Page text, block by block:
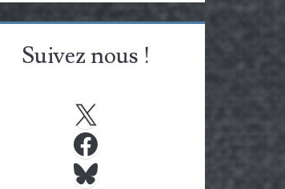
Suivez nous !
Facebook